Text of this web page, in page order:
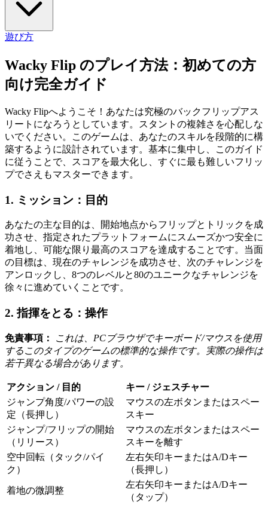
遊び方
Wacky Flip のプレイ方法：初めての方
向け完全ガイド
Wacky Flipへようこそ！あなたは究極のバックフリップアス
リートになろうとしています。スタントの複雑さを心配しな
いでください。このゲームは、あなたのスキルを段階的に構
築するように設計されています。基本に集中し、このガイド
に従うことで、スコアを最大化し、すぐに最も難しいフリッ
プでさえもマスターできます。
1. ミッション：目的
あなたの主な目的は、開始地点からフリップとトリックを成
功させ、指定されたプラットフォームにスムーズかつ安全に
着地し、可能な限り最高のスコアを達成することです。当面
の目標は、現在のチャレンジを成功させ、次のチャレンジを
アンロックし、8つのレベルと80のユニークなチャレンジを
徐々に進めていくことです。
2. 指揮をとる：操作
免責事項：
これは、PCブラウザでキーボード/マウスを使用
するこのタイプのゲームの標準的な操作です。実際の操作は
若干異なる場合があります。
アクション / 目的
キー / ジェスチャー
ジャンプ角度/パワーの設
定（長押し）
マウスの左ボタンまたはスペー
スキー
ジャンプ/フリップの開始
（リリース）
マウスの左ボタンまたはスペー
スキーを離す
空中回転（タック/パイ
ク）
左右矢印キーまたはA/Dキー
（長押し）
着地の微調整
左右矢印キーまたはA/Dキー
（タップ）